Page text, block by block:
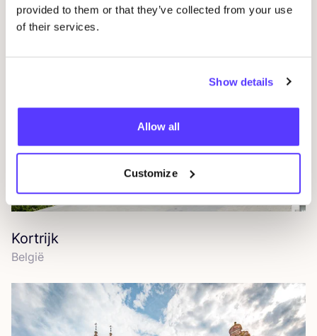
provided to them or that they’ve collected from your use
of their services.
Show details
Allow all
Customize
Kortrijk
Bel­gië